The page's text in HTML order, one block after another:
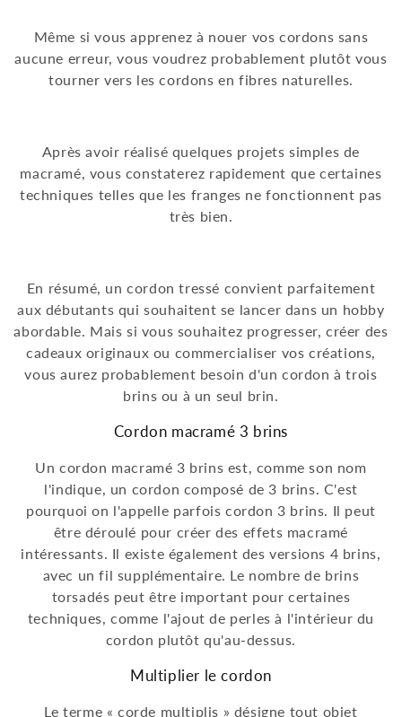
Même si vous apprenez à nouer vos cordons sans
aucune erreur, vous voudrez probablement plutôt vous
tourner vers les cordons en fibres naturelles.
Après avoir réalisé quelques projets simples de
macramé, vous constaterez rapidement que certaines
techniques telles que les franges ne fonctionnent pas
très bien.
En résumé, un cordon tressé convient parfaitement
aux débutants qui souhaitent se lancer dans un hobby
abordable. Mais si vous souhaitez progresser, créer des
cadeaux originaux ou commercialiser vos créations,
vous aurez probablement besoin d'un cordon à trois
brins ou à un seul brin.
Cordon macramé 3 brins
Un cordon macramé 3 brins est, comme son nom
l'indique, un cordon composé de 3 brins. C'est
pourquoi on l'appelle parfois cordon 3 brins. Il peut
être déroulé pour créer des effets macramé
intéressants. Il existe également des versions 4 brins,
avec un fil supplémentaire. Le nombre de brins
torsadés peut être important pour certaines
techniques, comme l'ajout de perles à l'intérieur du
cordon plutôt qu'au-dessus.
Multiplier le cordon
Le terme « corde multiplis » désigne tout objet